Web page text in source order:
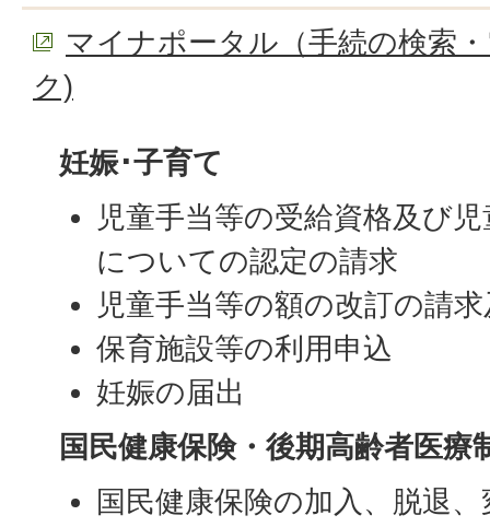
マイナポータル（手続の検索
ク)
妊娠･子育て
児童手当等の受給資格及び
についての認定の請求
児童手当等の額の改訂の請
保育施設等の利用申込
妊娠の届出
国民健康保険・後期高齢者医療
国民健康保険の加入、脱退